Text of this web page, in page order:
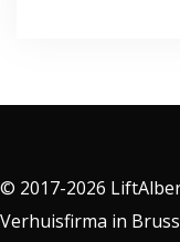
© 2017-2026
Verhuisfirma in